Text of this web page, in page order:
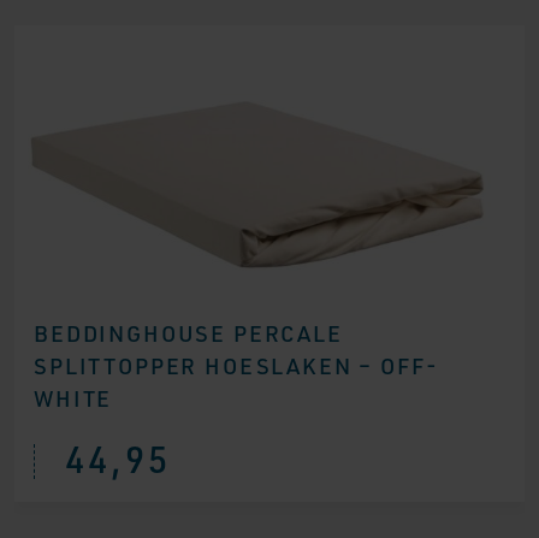
BEDDINGHOUSE PERCALE
SPLITTOPPER HOESLAKEN – OFF-
WHITE
44,95